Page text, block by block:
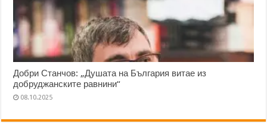
Добри Станчов: „Душата на България витае из
добруджанските равнини“
08.10.2025